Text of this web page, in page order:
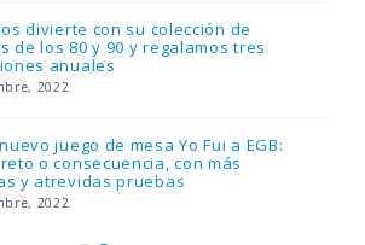
divierte con su colección de
de los 80 y 90 y regalamos tres
anuales
2022
juego de mesa Yo Fui a EGB:
o consecuencia, con más
y atrevidas pruebas
2022